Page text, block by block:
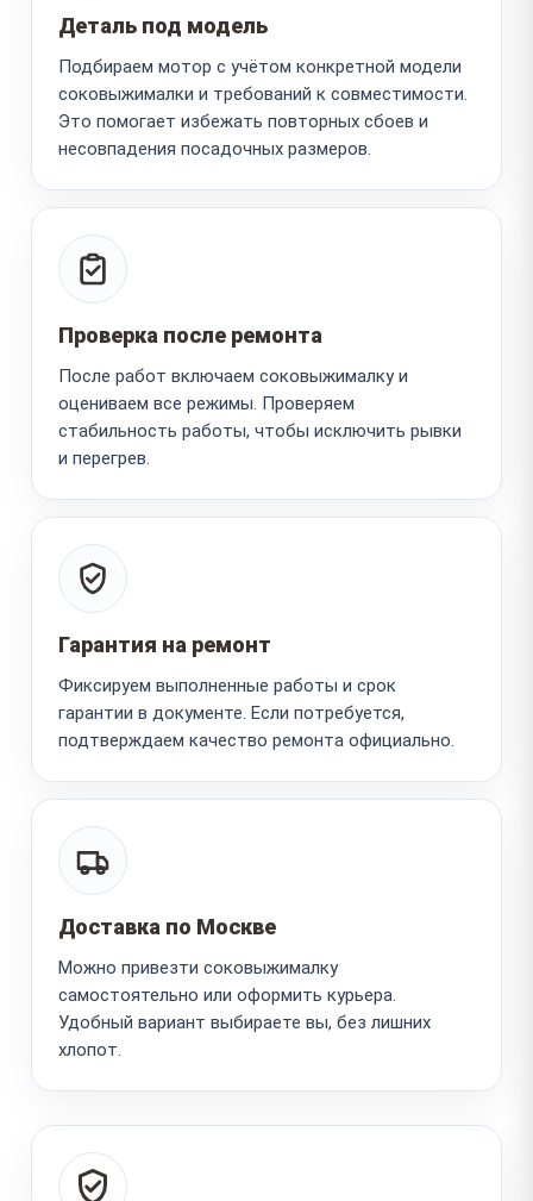
Деталь под модель
Подбираем мотор с учётом конкретной модели
соковыжималки и требований к совместимости.
Это помогает избежать повторных сбоев и
несовпадения посадочных размеров.
Проверка после ремонта
После работ включаем соковыжималку и
оцениваем все режимы. Проверяем
стабильность работы, чтобы исключить рывки
и перегрев.
Гарантия на ремонт
Фиксируем выполненные работы и срок
гарантии в документе. Если потребуется,
подтверждаем качество ремонта официально.
Доставка по Москве
Можно привезти соковыжималку
самостоятельно или оформить курьера.
Удобный вариант выбираете вы, без лишних
хлопот.